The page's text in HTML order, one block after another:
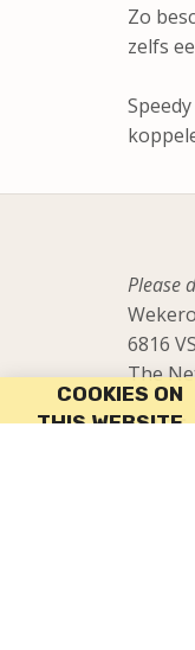
Zo
zelfs
Please
6816
The
+31 26
COOKIES ON
THIS WEBSITE